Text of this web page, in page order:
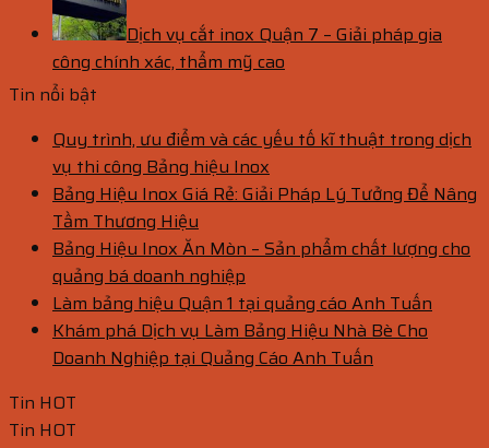
Dịch vụ cắt inox Quận 7 – Giải pháp gia
công chính xác, thẩm mỹ cao
Tin nổi bật
Quy trình, ưu điểm và các yếu tố kĩ thuật trong dịch
vụ thi công Bảng hiệu Inox
Bảng Hiệu Inox Giá Rẻ: Giải Pháp Lý Tưởng Để Nâng
Tầm Thương Hiệu
Bảng Hiệu Inox Ăn Mòn – Sản phẩm chất lượng cho
quảng bá doanh nghiệp
Làm bảng hiệu Quận 1 tại quảng cáo Anh Tuấn
Khám phá Dịch vụ Làm Bảng Hiệu Nhà Bè Cho
Doanh Nghiệp tại Quảng Cáo Anh Tuấn
Tin HOT
Tin HOT